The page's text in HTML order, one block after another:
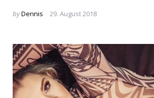
Posted
byDennis 29. August 2018